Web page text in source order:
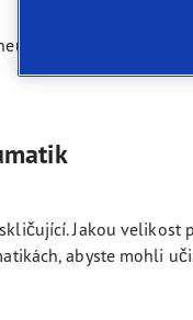
245 45 R19
Jakou velikost
abyste mohli